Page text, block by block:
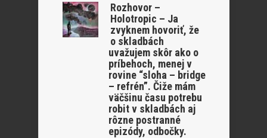
Rozhovor –
Holotropic – Ja
zvyknem hovoriť, že
o skladbách
uvažujem skôr ako o
príbehoch, menej v
rovine “sloha – bridge
– refrén”. Čiže mám
väčšinu času potrebu
robit v skladbách aj
rôzne postranné
epizódy, odbočky.